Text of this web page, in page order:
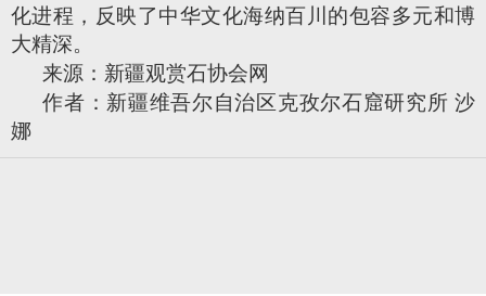
化进程，反映了中华文化海纳百川的包容多元和博
大精深。
来源：新疆观赏石协会网
作者：新疆维吾尔自治区克孜尔石窟研究所 沙
娜